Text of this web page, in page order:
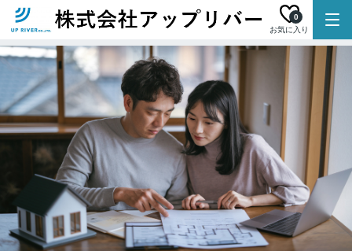
お気に入り
0